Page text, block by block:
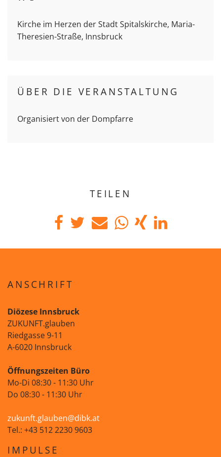
Kirche im Herzen der Stadt Spitalskirche, Maria-
Theresien-Straße, Innsbruck
ÜBER DIE VERANSTALTUNG
Organisiert von der Dompfarre
TEILEN
ANSCHRIFT
Diözese Innsbruck
ZUKUNFT.glauben
Riedgasse 9-11
A-6020 Innsbruck
Öffnungszeiten Büro
Mo-Di 08:30 - 11:30 Uhr
Do 08:30 - 11:30 Uhr
zukunft.glauben@dibk.at
Tel.: +43 512 2230 9603
IMPULSE